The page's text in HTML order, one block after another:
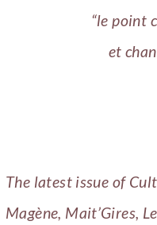
“le point
et
The latest issue of
Magène, Mait’Gires,